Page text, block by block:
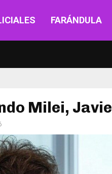
FARÁNDULA
Milei,